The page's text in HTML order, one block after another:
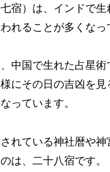
宿）は、インドで生
れることが多くなっ
中国で生れた占星術
にその日の吉凶を見
っています。
れている神社暦や神
は、二十八宿です。